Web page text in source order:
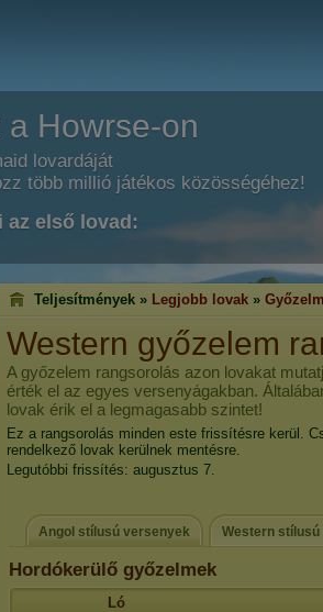
a Howrse-on
lovardáját
több millió játékos közösségéhez!
az első lovad:
Teljesítmények » Legjobb lovak »
Western győzelem
A győzelem rangsorolás azon lovakat
érték el az egyes versenyágakban.
lovak érik el a legmagasabb szintet!
Ez a rangsorolás minden este frissítésre kerül.
rendelkező lovak kerülnek mentésre.
Legutóbbi frissítés: augusztus 7.
Angol stílusú versenyek Western
Hordókerülő győzelmek
Ló